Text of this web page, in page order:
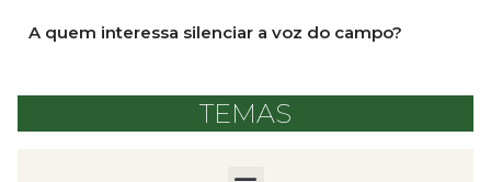
A quem interessa silenciar a voz do campo?
TEMAS